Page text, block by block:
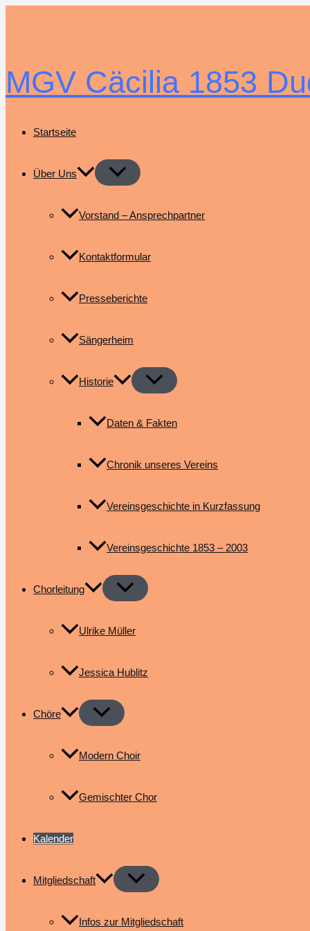
MGV Cäcilia 1853
Startseite
Über Uns
Vorstand – Ansprechpartner
Kontaktformular
Presseberichte
Sängerheim
Historie
Daten & Fakten
Chronik unseres Vereins
Vereinsgeschichte in Kurzfassung
Vereinsgeschichte 1853 – 2003
Chorleitung
Ulrike Müller
Jessica Hublitz
Chöre
Modern Choir
Gemischter Chor
Kalender
Mitgliedschaft
Infos zur Mitgliedschaft